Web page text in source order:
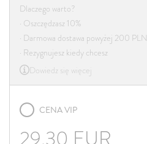
Dlaczego warto?
· Oszczędzasz 10%
· Darmowa dostawa powyżej 200 PLN
· Rezygnujesz kiedy chcesz
Dowiedz się więcej
CENA VIP